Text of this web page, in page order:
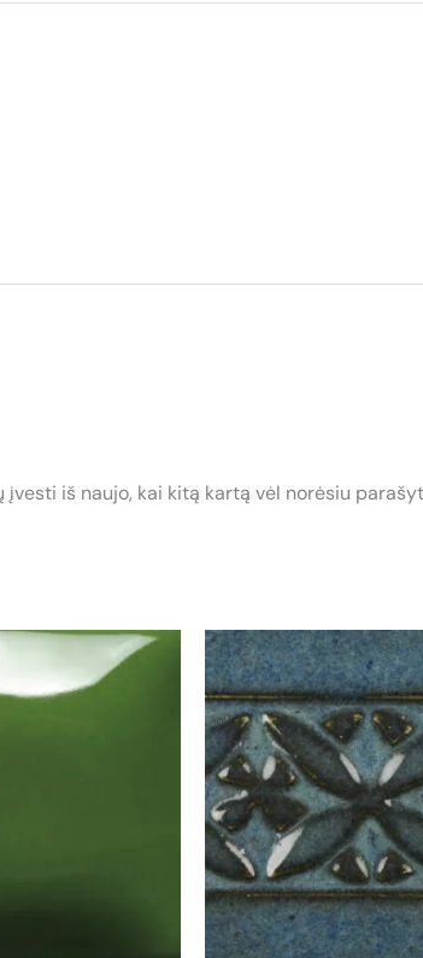
iš naujo, kai kitą kartą vėl norėsiu